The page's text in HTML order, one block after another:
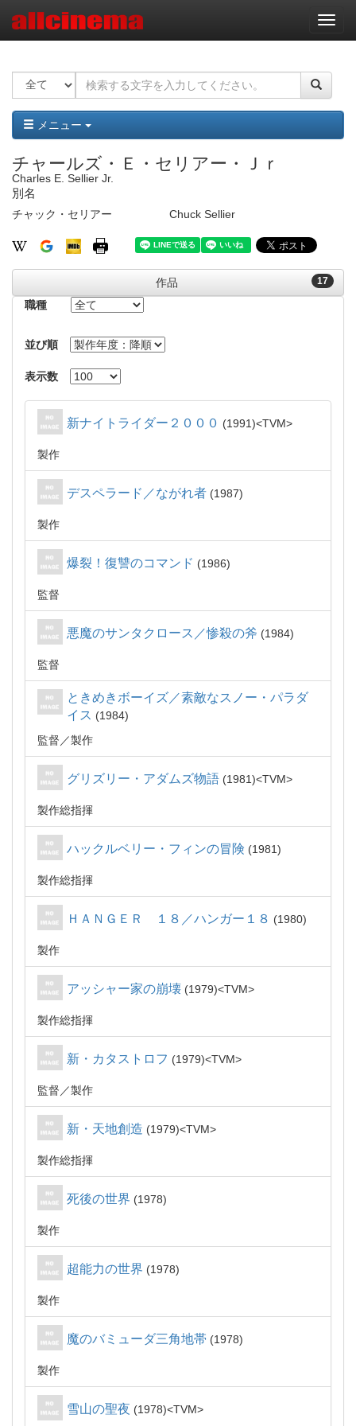
ナ
ビ
ー
ョ
ン
メニュー
チャールズ・Ｅ・セリアー・Ｊｒ
Charles E. Sellier Jr.
別名
チャック・セリアー Chuck Sellier
17
作品
職種
並び順
表示数
新ナイトライダー２０００ 1991 TVM
製作
デスペラード／ながれ者 1987
製作
爆裂！復讐のコマンド 1986
監督
悪魔のサンタクロース／惨殺の斧 1984
監督
ときめきボーイズ／素敵なスノー・パラダ
イス
1984
監督
製作
グリズリー・アダムズ物語 1981 TVM
製作総指揮
ハックルベリー・フィンの冒険 1981
製作総指揮
ＨＡＮＧＥＲ １８／ハンガー１８ 1980
製作
アッシャー家の崩壊 1979 TVM
製作総指揮
新・カタストロフ 1979 TVM
監督 製作
新・天地創造 1979 TVM
製作総指揮
死後の世界 1978
製作
超能力の世界 1978
製作
魔のバミューダ三角地帯 1978
製作
雪山の聖夜 1978 TVM